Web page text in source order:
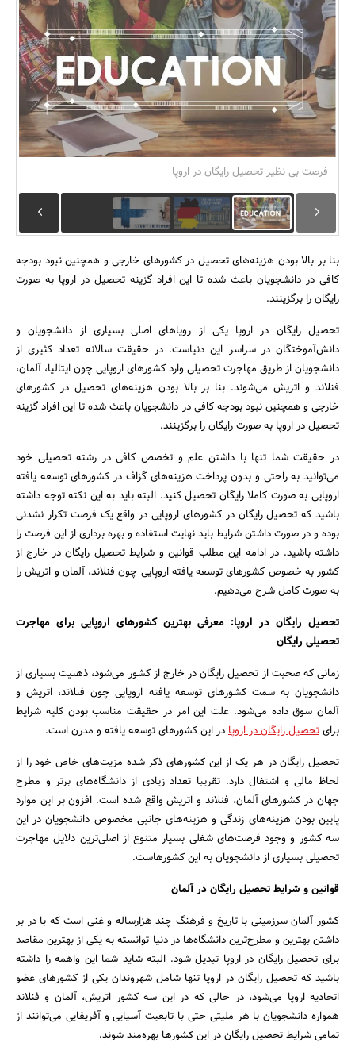
بانک، بیمه و سرمایه
مسکن و ساختمان
فرصت بی نظیر تحصیل رایگان در اروپا
بنا بر بالا بودن هزینه‌های تحصیل در کشورهای خارجی و همچنین نبود بودجه
کافی در دانشجویان باعث شده تا این افراد گزینه تحصیل در اروپا به صورت
رایگان را برگزینند.
تحصیل رایگان در اروپا یکی از رویاهای اصلی بسیاری از دانشجویان و
دانش‌آموختگان در سراسر این دنیاست. در حقیقت سالانه تعداد کثیری از
دانشجویان از طریق مهاجرت تحصیلی وارد کشورهای اروپایی چون ایتالیا، آلمان،
فنلاند و اتریش می‌شوند. بنا بر بالا بودن هزینه‌های تحصیل در کشورهای
خارجی و همچنین نبود بودجه کافی در دانشجویان باعث شده تا این افراد گزینه
تحصیل در اروپا به صورت رایگان را برگزینند.
در حقیقت شما تنها با داشتن علم و تخصص کافی در رشته تحصیلی خود
می‌توانید به راحتی و بدون پرداخت هزینه‌های گزاف در کشورهای توسعه یافته
اروپایی به صورت کاملا رایگان تحصیل کنید. البته باید به این نکته توجه داشته
باشید که تحصیل رایگان در کشورهای اروپایی در واقع یک فرصت تکرار نشدنی
بوده و در صورت داشتن شرایط باید نهایت استفاده و بهره ‌برداری از این فرصت را
داشته باشید. در ادامه این مطلب قوانین و شرایط تحصیل رایگان در خارج از
کشور به خصوص کشورهای توسعه یافته اروپایی چون فنلاند، آلمان و اتریش را
به صورت کامل شرح می‌دهیم.
تحصیل رایگان در اروپا: معرفی بهترین کشورهای اروپایی برای مهاجرت
تحصیلی رایگان
زمانی که صحبت از تحصیل رایگان در خارج از کشور می‌شود، ذهنیت بسیاری از
دانشجویان به سمت کشورهای توسعه یافته اروپایی چون فنلاند، اتریش و
آلمان سوق داده می‌شود. علت این امر در حقیقت مناسب بودن کلیه شرایط
برایتحصیل رایگان در اروپادر این کشورهای توسعه یافته و مدرن است.
تحصیل رایگان در هر یک از این کشورهای ذکر شده مزیت‌های خاص خود را از
لحاظ مالی و اشتغال دارد. تقریبا تعداد زیادی از دانشگاه‌های برتر و مطرح
جهان در کشورهای آلمان، فنلاند و اتریش واقع شده است. افزون بر این موارد
پایین بودن هزینه‌های زندگی و هزینه‌های جانبی مخصوص دانشجویان در این
سه کشور و وجود فرصت‌های شغلی بسیار متنوع از اصلی‌ترین دلایل مهاجرت
تحصیلی بسیاری از دانشجویان به این کشورهاست.
قوانین و شرایط تحصیل رایگان در آلمان
کشور آلمان سرزمینی با تاریخ و فرهنگ چند هزارساله و غنی است که با در بر
داشتن بهترین و مطرح‌ترین دانشگاه‌ها در دنیا توانسته به یکی از بهترین مقاصد
برای تحصیل رایگان در اروپا تبدیل شود. البته شاید شما این واهمه را داشته
باشید که تحصیل رایگان در اروپا تنها شامل شهروندان یکی از کشورهای عضو
اتحادیه اروپا می‌شود، در حالی که در این سه کشور اتریش، آلمان و فنلاند
همواره دانشجویان با هر ملیتی حتی با تابعیت آسیایی و آفریقایی می‌توانند از
تمامی شرایط تحصیل رایگان در این کشورها بهره‌مند شوند.